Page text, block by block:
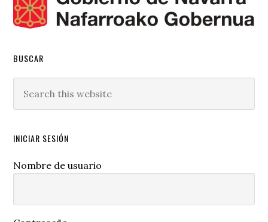
BUSCAR
this
INICIAR SESIÓN
Nombre de usuario